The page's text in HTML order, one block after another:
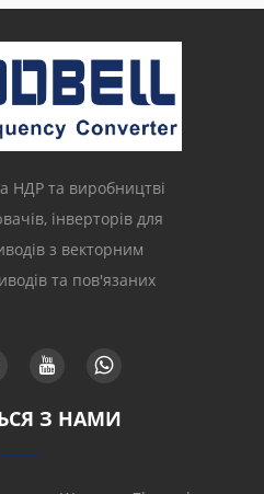
НДР та виробництві
інверторів для
з векторним
та пов'язаних
З НАМИ